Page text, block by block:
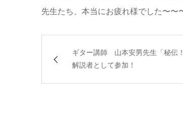
先生たち、本当にお疲れ様でした〜〜
ギター講師 山本安男先生「秘伝
解説者として参加！